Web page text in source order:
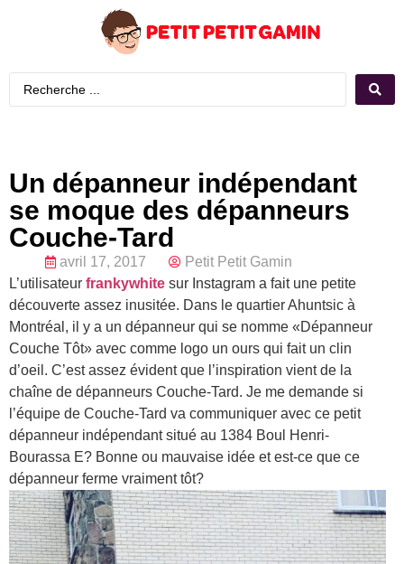
Un dépanneur indépendant
se moque des dépanneurs
Couche-Tard
avril 17, 2017
Petit Petit Gamin
L’utilisateur frankywhite sur Instagram a fait une petite
découverte assez inusitée. Dans le quartier Ahuntsic à
Montréal, il y a un dépanneur qui se nomme «Dépanneur
Couche Tôt» avec comme logo un ours qui fait un clin
d’oeil. C’est assez évident que l’inspiration vient de la
chaîne de dépanneurs Couche-Tard. Je me demande si
l’équipe de Couche-Tard va communiquer avec ce petit
dépanneur indépendant situé au 1384 Boul Henri-
Bourassa E? Bonne ou mauvaise idée et est-ce que ce
dépanneur ferme vraiment tôt?